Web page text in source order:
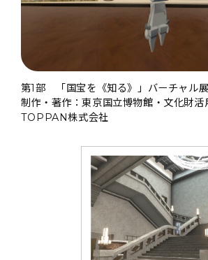
第1部 「国宝を《知る》」バーチャル
制作・著作：東京国立博物館・文化財活
TOPPAN株式会社